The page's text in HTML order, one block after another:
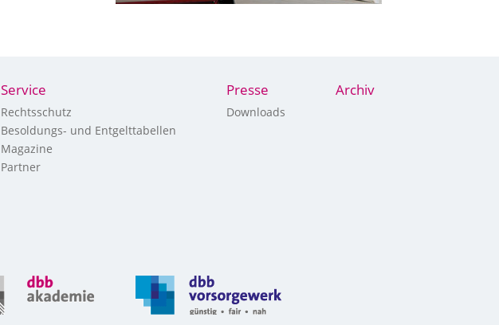
Service
Rechtsschutz
Besoldungs- und Entgelttabellen
Magazine
Partner
Presse
Downloads
Archiv